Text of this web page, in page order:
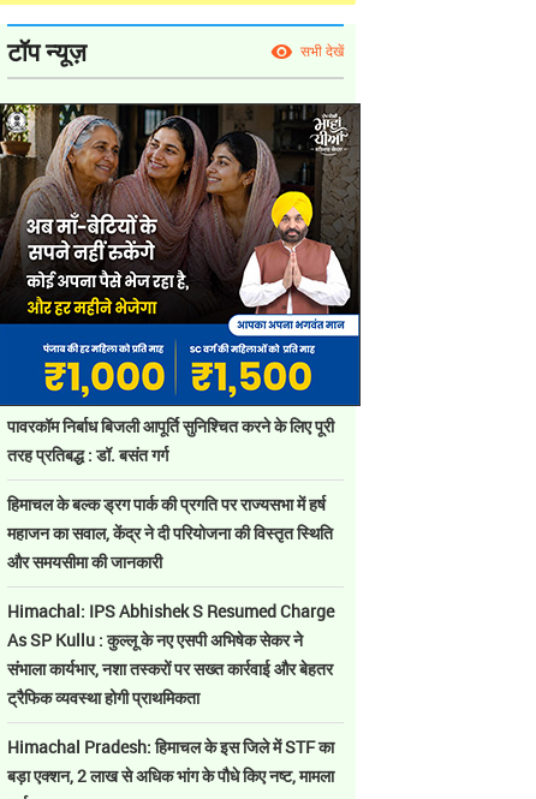
टॉप न्यूज़ सभी देखें
पावरकॉम निर्बाध बिजली आपूर्ति सुनिश्चित करने के लिए पूरी
तरह प्रतिबद्ध : डॉ. बसंत गर्ग
हिमाचल के बल्क ड्रग पार्क की प्रगति पर राज्यसभा में हर्ष
महाजन का सवाल, केंद्र ने दी परियोजना की विस्तृत स्थिति
और समयसीमा की जानकारी
Himachal: IPS Abhishek S Resumed Charge
As SP Kullu : कुल्लू के नए एसपी अभिषेक सेकर ने
संभाला कार्यभार, नशा तस्करों पर सख्त कार्रवाई और बेहतर
ट्रैफिक व्यवस्था होगी प्राथमिकता
Himachal Pradesh: हिमाचल के इस जिले में STF का
बड़ा एक्शन, 2 लाख से अधिक भांग के पौधे किए नष्ट, मामला